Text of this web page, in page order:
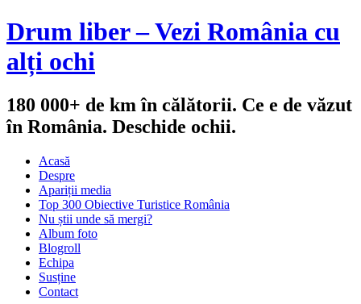
Drum liber – Vezi România cu
alți ochi
180 000+ de km în călătorii. Ce e de văzut
în România. Deschide ochii.
Acasă
Despre
Apariții media
Top 300 Obiective Turistice România
Nu știi unde să mergi?
Album foto
Blogroll
Echipa
Susține
Contact